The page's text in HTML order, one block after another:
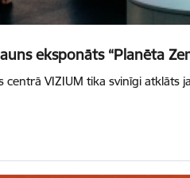
eksponāts “Planēta
centrā VIZIUM tika svinīgi